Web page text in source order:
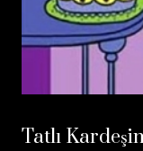
Tatlı